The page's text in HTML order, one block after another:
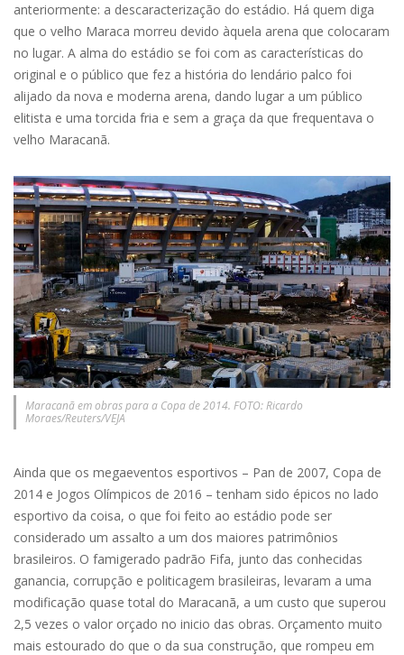
anteriormente: a descaracterização do estádio. Há quem diga
que o velho Maraca morreu devido àquela arena que colocaram
no lugar. A alma do estádio se foi com as características do
original e o público que fez a história do lendário palco foi
alijado da nova e moderna arena, dando lugar a um público
elitista e uma torcida fria e sem a graça da que frequentava o
velho Maracanã.
Maracanã em obras para a Copa de 2014. FOTO: Ricardo
Moraes/Reuters/VEJA
Ainda que os megaeventos esportivos – Pan de 2007, Copa de
2014 e Jogos Olímpicos de 2016 – tenham sido épicos no lado
esportivo da coisa, o que foi feito ao estádio pode ser
considerado um assalto a um dos maiores patrimônios
brasileiros. O famigerado padrão Fifa, junto das conhecidas
ganancia, corrupção e politicagem brasileiras, levaram a uma
modificação quase total do Maracanã, a um custo que superou
2,5 vezes o valor orçado no inicio das obras. Orçamento muito
mais estourado do que o da sua construção, que rompeu em